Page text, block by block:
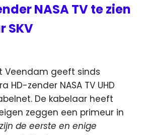
NASA TV te zien
SKV
Veendam geeft sinds
HD-zender NASA TV UHD
De kabelaar heeft
zeggen een primeur in
de eerste en enige